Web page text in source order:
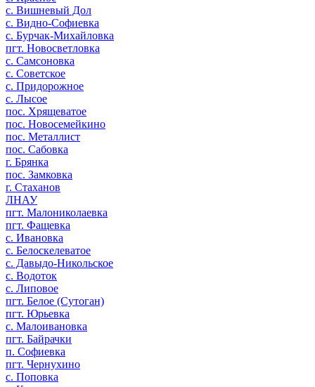
с. Вишневый Дол
с. Видно-Софиевка
с. Бурчак-Михайловка
пгт. Новосветловка
с. Самсоновка
с. Советское
с. Придорожное
с. Лысое
пос. Хрящеватое
пос. Новосемейкино
пос. Металлист
пос. Сабовка
г. Брянка
пос. Замковка
г. Стаханов
ЛНАУ
пгт. Малониколаевка
пгт. Фащевка
с. Ивановка
с. Белоскелеватое
с. Давыдо-Никольское
с. Водоток
с. Липовое
пгт. Белое (Сутоган)
пгт. Юрьевка
с. Малоивановка
пгт. Байрачки
п. Софиевка
пгт. Чернухино
с. Поповка